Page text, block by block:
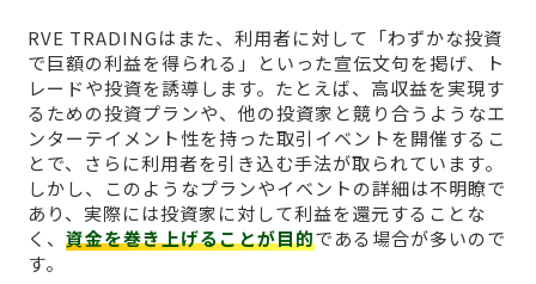
RVE TRADINGはまた、利用者に対して「わずかな投資
で巨額の利益を得られる」といった宣伝文句を掲げ、ト
レードや投資を誘導します。たとえば、高収益を実現す
るための投資プランや、他の投資家と競り合うようなエ
ンターテイメント性を持った取引イベントを開催するこ
とで、さらに利用者を引き込む手法が取られています。
しかし、このようなプランやイベントの詳細は不明瞭で
あり、実際には投資家に対して利益を還元することな
く、 資金を巻き上げることが目的である場合が多いので
す。